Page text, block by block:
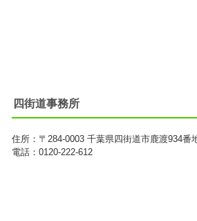
四街道事務所
住所： 〒284-0003 千葉県四街道市鹿渡934番
電話：0120-222-612